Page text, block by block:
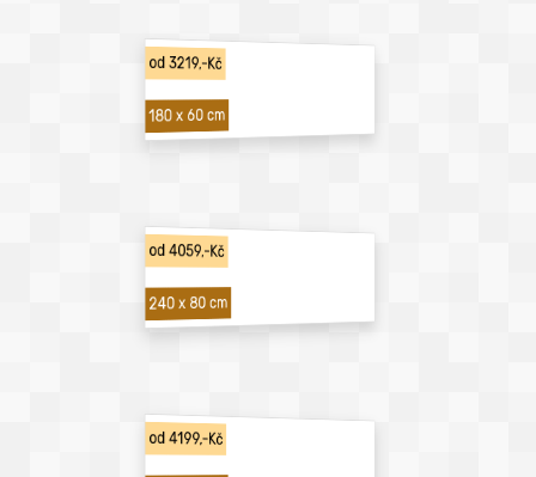
od 3219,-Kč
180 x 60 cm
od 4059,-Kč
240 x 80 cm
od 4199,-Kč